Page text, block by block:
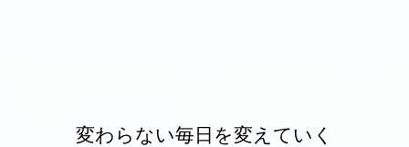
変わらない毎日を変えていく